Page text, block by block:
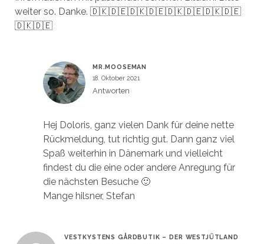
weiter so. Danke. 🇩🇰🇩🇪🇩🇰🇩🇪🇩🇰🇩🇪🇩🇰🇩🇪
🇩🇰🇩🇪
MR.MOOSEMAN
18. Oktober 2021
Antworten
Hej Doloris, ganz vielen Dank für deine nette
Rückmeldung, tut richtig gut. Dann ganz viel
Spaß weiterhin in Dänemark und vielleicht
findest du die eine oder andere Anregung für
die nächsten Besuche 🙂
Mange hilsner, Stefan
VESTKYSTENS GÅRDBUTIK – DER WESTJÜTLAND